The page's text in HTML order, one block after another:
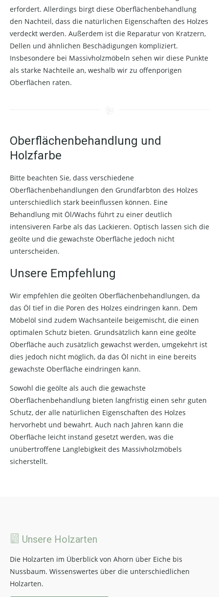
erfordert. Allerdings birgt diese Oberflächenbehandlung
den Nachteil, dass die natürlichen Eigenschaften des Holzes
verdeckt werden. Außerdem ist die Reparatur von Kratzern,
Dellen und ähnlichen Beschädigungen kompliziert.
Insbesondere bei Massivholzmöbeln sehen wir diese Punkte
als starke Nachteile an, weshalb wir zu offenporigen
Oberflächen raten.
Oberflächenbehandlung und
Holzfarbe
Bitte beachten Sie, dass verschiedene
Oberflächenbehandlungen den Grundfarbton des Holzes
unterschiedlich stark beeinflussen können. Eine
Behandlung mit Öl/Wachs führt zu einer deutlich
intensiveren Farbe als das Lackieren. Optisch lassen sich die
geölte und die gewachste Oberfläche jedoch nicht
unterscheiden.
Unsere Empfehlung
Wir empfehlen die geölten Oberflächenbehandlungen, da
das Öl tief in die Poren des Holzes eindringen kann. Dem
Möbelöl sind zudem Wachsanteile beigemischt, die einen
optimalen Schutz bieten. Grundsätzlich kann eine geölte
Oberfläche auch zusätzlich gewachst werden, umgekehrt ist
dies jedoch nicht möglich, da das Öl nicht in eine bereits
gewachste Oberfläche eindringen kann.
Sowohl die geölte als auch die gewachste
Oberflächenbehandlung bieten langfristig einen sehr guten
Schutz, der alle natürlichen Eigenschaften des Holzes
hervorhebt und bewahrt. Auch nach Jahren kann die
Oberfläche leicht instand gesetzt werden, was die
unübertroffene Langlebigkeit des Massivholzmöbels
sicherstellt.
Unsere Holzarten
Die Holzarten im Überblick von Ahorn über Eiche bis
Nussbaum. Wissenswertes über die unterschiedlichen
Holzarten.